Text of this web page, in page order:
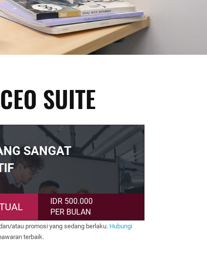
SUITE
SANGAT
IDR 500.000
PER BULAN
atau promosi yang sedang berlaku. Hubungi
terbaik.